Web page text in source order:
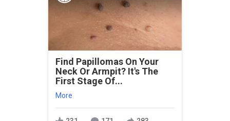
Find Papillomas On Your
Neck Or Armpit? It's The
First Stage Of...
More